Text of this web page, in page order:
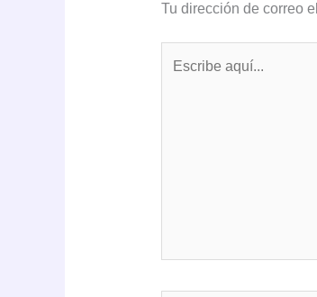
Tu dirección de correo